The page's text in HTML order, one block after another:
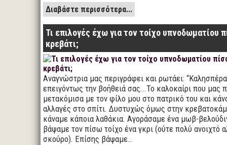
Διαβάστε περισσότερα...
Τι επιλογές έχω για τον τοίχο υπνοδωματίου
κρεβάτι;
Aναγνώστρια μας περιγράφει και ρωτάει:
επειγόντως την βοήθειά σας...Το καλοκαίρι που μας
μετακόμισα με τον φίλο μου στο πατρικό του και
αλλαγές στο σπίτι. Δυστυχώς όμως στην
κάναμε κάποια λαθάκια. Αγοράσαμε ένα μωβ-
βάψαμε τον πίσω τοίχο ένα γκρι (ούτε πολύ ανοιχτό
σκούρο). Επίσης βάψαμε…